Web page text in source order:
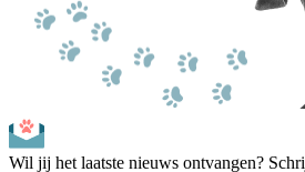
Wil jij het laatste nieuws ontvangen?